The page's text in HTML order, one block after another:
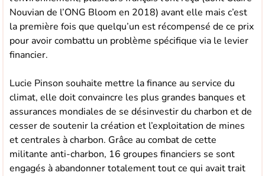
Nouvian de l’ONG Bloom en 2018) avant elle mais c’est
la première fois que quelqu’un est récompensé de ce prix
pour avoir combattu un problème spécifique via le levier
financier.
Lucie Pinson souhaite mettre la finance au service du
climat, elle doit convaincre les plus grandes banques et
assurances mondiales de se désinvestir du charbon et de
cesser de soutenir la création et l’exploitation de mines
et centrales à charbon. Grâce au combat de cette
militante anti-charbon, 16 groupes financiers se sont
engagés à abandonner totalement tout ce qui avait trait